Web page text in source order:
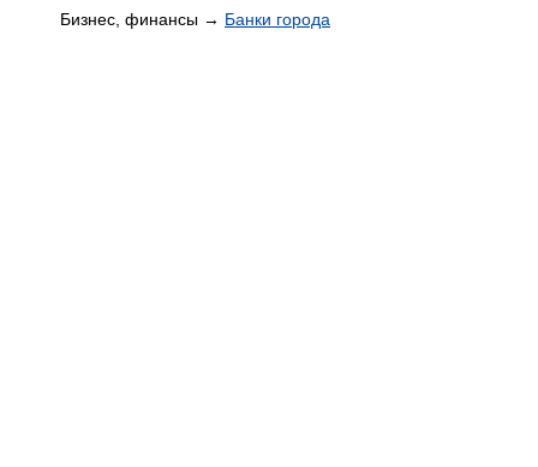
Бизнес, финансы → Банки города